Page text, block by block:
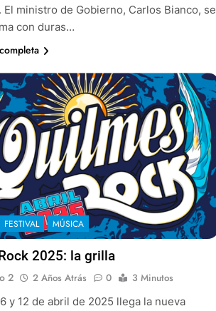
ministro de Gobierno, Carlos Bianco, se
con duras…
FESTIVAL MÚSICA
2025: la grilla
2 2 Años Atrás 0
3 Minutos
y 12 de abril de 2025 llega la nueva